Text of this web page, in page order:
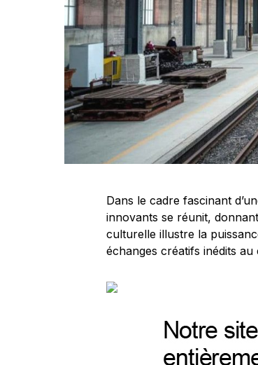
Dans le cadre fascinant
innovants se réunit,
culturelle illustre la
échanges créatifs inédits